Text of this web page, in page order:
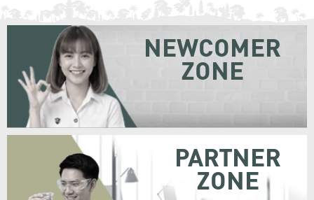
NEWCOMER
ZONE
PARTNER
ZONE